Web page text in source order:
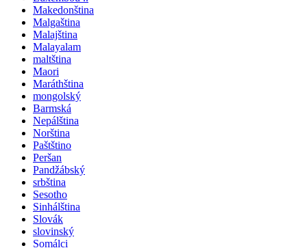
Makedonština
Malgaština
Malajština
Malayalam
maltština
Maori
Maráthština
mongolský
Barmská
Nepálština
Norština
Paštštino
Peršan
Pandžábský
srbština
Sesotho
Sinhálština
Slovák
slovinský
Somálci